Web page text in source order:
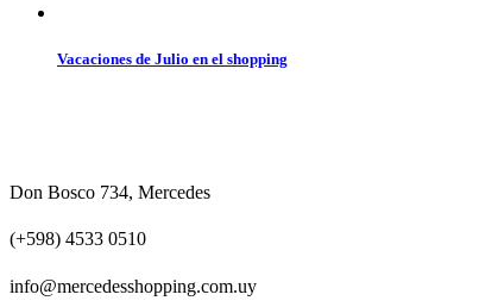
Vacaciones de Julio en el shopping
Don Bosco 734, Mercedes
(+598) 4533 0510
info@mercedesshopping.com.uy